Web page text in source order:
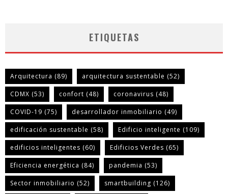
ETIQUETAS
Arquitectura (89) arquitectura sustentable (52)
CDMX (53) confort (48) coronavirus (48)
COVID-19 (75) desarrollador inmobiliario (49)
edificación sustentable (58) Edificio inteligente (109)
edificios inteligentes (60) Edificios Verdes (65)
Eficiencia energética (84) pandemia (53)
Sector inmobiliario (52) smartbuilding (126)